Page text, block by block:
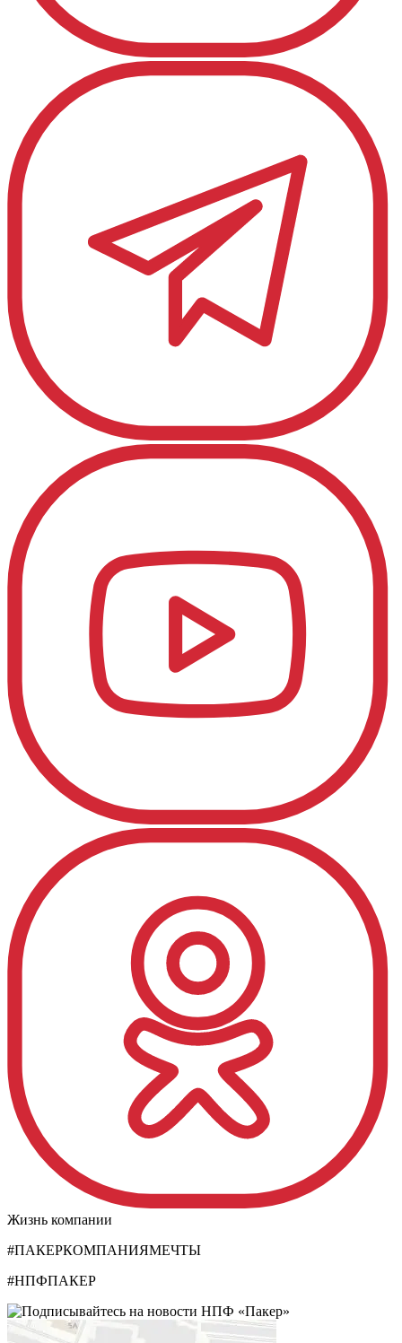
Жизнь компании
#ПАКЕРКОМПАНИЯМЕЧТЫ
#НПФПАКЕР